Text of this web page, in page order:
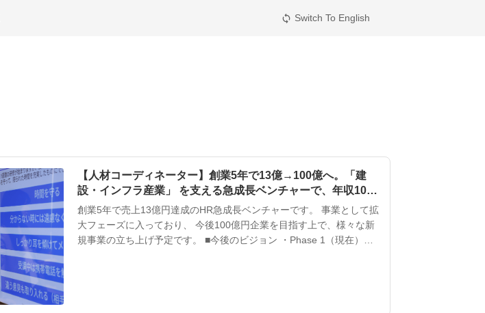
sync Switch To English
【人材コーディネーター】創業5年で13億→100億へ。「建
設・インフラ産業」 を支える急成長ベンチャーで、年収1000
万を狙えるコアメンバーへ。
創業5年で売上13億円達成のHR急成長ベンチャーです。 事業として拡
大フェーズに入っており、 今後100億円企業を目指す上で、様々な新
規事業の立ち上げ予定です。 ■今後のビジョン ・Phase 1（現在）：